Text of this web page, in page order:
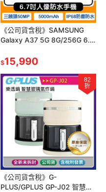
《公司貨含稅》SAMSUNG
Galaxy A37 5G 8G/256G 6.7
藍牙耳機
$15,990
82
折
《公司貨含稅》G-
PLUS/GPLUS GP-J02 智慧玻